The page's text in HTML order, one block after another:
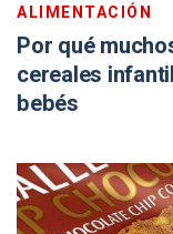
ALIMENTACIÓN
Por qué
cereales
bebés